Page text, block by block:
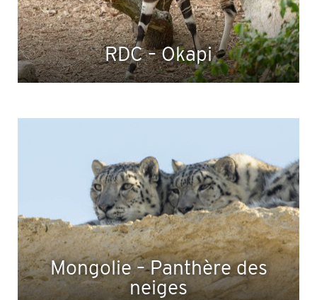
RDC – Okapi
Mongolie – Panthère des
neiges